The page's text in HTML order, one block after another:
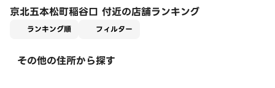
京北五本松町稲谷口 付近の店舗ランキング
ランキング順 フィルター
その他の住所から探す